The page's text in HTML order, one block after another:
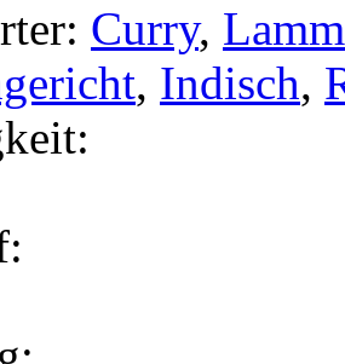
Curry, Lamm
, Indisch,